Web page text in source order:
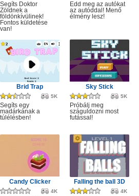
Segíts Doktor
Zöldnek a
földönkívülinek!
Fontos küldetése
van!
Edd meg az autókat
az autóddal! Menő
élmény lesz!
Brid Trap
5K
Segíts egy
madárkának a
túlélésben!
Sky Stick
5K
Próbálj meg
száguldozni most
futással!
Candy Clicker
4K
Falling the ball 3D
4K